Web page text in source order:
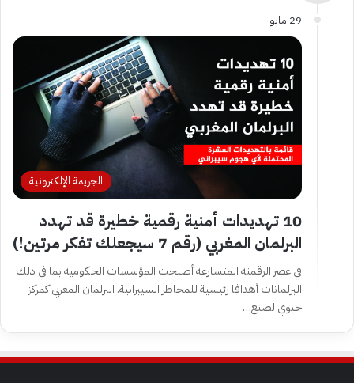
29 مايو
الجريمة الإلكترونية
10 تهديدات أمنية رقمية خطيرة قد تهدد
البرلمان المغربي (رقم 7 سيجعلك تفكر مرتين!)
في عصر الرقمنة المتسارعة أصبحت المؤسسات الحكومية بما في ذلك
البرلمانات أهدافا رئيسية للمخاطر السيبرانية. البرلمان المغربي كمركز
حيوي لصنع…